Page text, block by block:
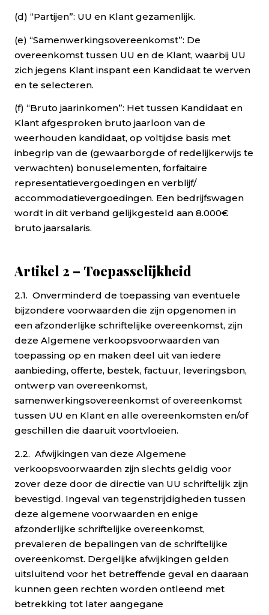
(d) “Partijen”: UU en Klant gezamenlijk.
(e) “Samenwerkingsovereenkomst”: De
overeenkomst tussen UU en de Klant, waarbij UU
zich jegens Klant inspant een Kandidaat te werven
en te selecteren.
(f) “Bruto jaarinkomen”: Het tussen Kandidaat en
Klant afgesproken bruto jaarloon van de
weerhouden kandidaat, op voltijdse basis met
inbegrip van de (gewaarborgde of redelijkerwijs te
verwachten) bonuselementen, forfaitaire
representatievergoedingen en verblijf/
accommodatievergoedingen. Een bedrijfswagen
wordt in dit verband gelijkgesteld aan 8.000€
bruto jaarsalaris.
Artikel 2 – Toepasselijkheid
2.1. Onverminderd de toepassing van eventuele
bijzondere voorwaarden die zijn opgenomen in
een afzonderlijke schriftelijke overeenkomst, zijn
deze Algemene verkoopsvoorwaarden van
toepassing op en maken deel uit van iedere
aanbieding, offerte, bestek, factuur, leveringsbon,
ontwerp van overeenkomst,
samenwerkingsovereenkomst of overeenkomst
tussen UU en Klant en alle overeenkomsten en/of
geschillen die daaruit voortvloeien.
2.2. Afwijkingen van deze Algemene
verkoopsvoorwaarden zijn slechts geldig voor
zover deze door de directie van UU schriftelijk zijn
bevestigd. Ingeval van tegenstrijdigheden tussen
deze algemene voorwaarden en enige
afzonderlijke schriftelijke overeenkomst,
prevaleren de bepalingen van de schriftelijke
overeenkomst. Dergelijke afwijkingen gelden
uitsluitend voor het betreffende geval en daaraan
kunnen geen rechten worden ontleend met
betrekking tot later aangegane